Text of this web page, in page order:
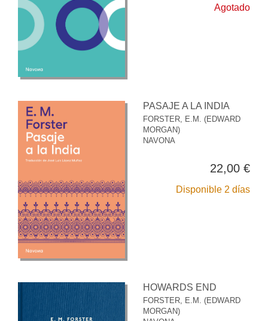
Agotado
PASAJE A LA INDIA
FORSTER, E.M. (EDWARD
MORGAN)
NAVONA
22,00 €
Disponible 2 días
HOWARDS END
FORSTER, E.M. (EDWARD
MORGAN)